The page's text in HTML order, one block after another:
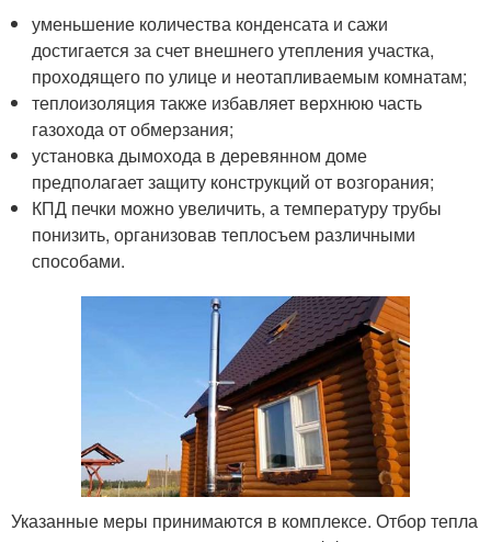
уменьшение количества конденсата и сажи
достигается за счет внешнего утепления участка,
проходящего по улице и неотапливаемым комнатам;
теплоизоляция также избавляет верхнюю часть
газохода от обмерзания;
установка дымохода в деревянном доме
предполагает защиту конструкций от возгорания;
КПД печки можно увеличить, а температуру трубы
понизить, организовав теплосъем различными
способами.
Указанные меры принимаются в комплексе. Отбор тепла